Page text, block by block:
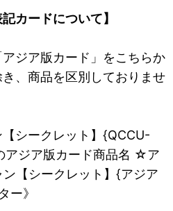
カードについて】
ジア版カード」をこちらか
、商品を区別しておりませ
シークレット】{QCCU-
アジア版カード商品名 ☆ア
【シークレット】{アジア
ー》